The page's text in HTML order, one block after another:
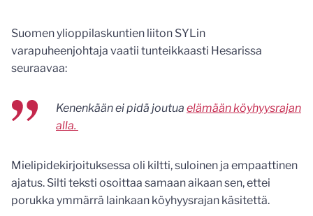
Suomen ylioppilaskuntien liiton SYLin
varapuheenjohtaja vaatii tunteikkaasti Hesarissa
seuraavaa:
Kenenkään ei pidä joutua elämään köyhyysrajan
alla.
Mielipidekirjoituksessa oli kiltti, suloinen ja empaattinen
ajatus. Silti teksti osoittaa samaan aikaan sen, ettei
porukka ymmärrä lainkaan köyhyysrajan käsitettä.